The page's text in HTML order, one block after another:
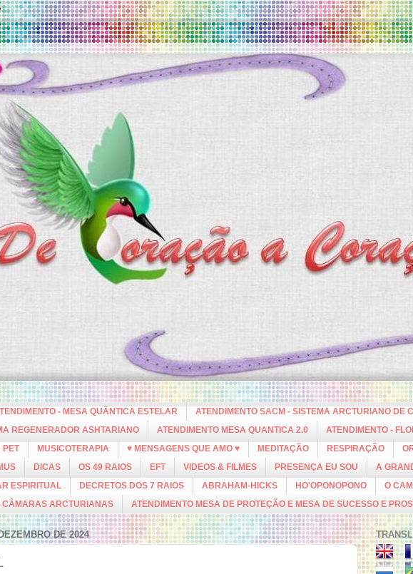
- MESA QUÂNTICA ESTELAR
ATENDIMENTO SACM - SISTEMA ARCTURIANO DE
REGENERADOR ASHTARIANO
ATENDIMENTO MESA QUANTICA 2.0
ATENDIMENTO -
PET
MUSICOTERAPIA ♥ MENSAGENS QUE AMO ♥ MEDITAÇÃO RESPIRAÇÃO
DICAS OS 49 RAIOS EFT VIDEOS & FILMES PRESENÇA EU SOU
A
ESPIRITUAL
DECRETOS DOS 7 RAIOS ABRAHAM-HICKS HO'OPONOPONO O
CÂMARAS ARCTURIANAS ATENDIMENTO MESA DE PROTEÇÃO E MESA DE SUCESSO E
DE 2024